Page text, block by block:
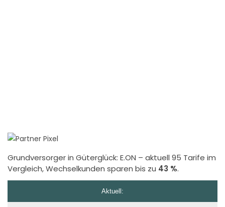
Grundversorger in Güterglück: E.ON – aktuell 95 Tarife im
Vergleich, Wechselkunden sparen bis zu 43 %.
Aktuell: